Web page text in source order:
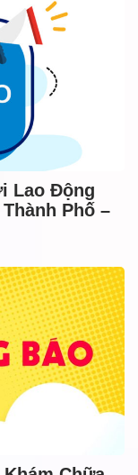
Lao Động
Phố –